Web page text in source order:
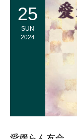
25
SUN
2024